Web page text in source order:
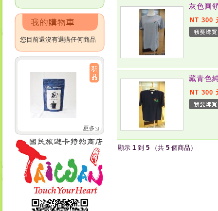
您目前還沒有選購任何商品
灰色圓
NT 300
藏青色
NT 300
顯示 1 到 5 （共 5 個商品）